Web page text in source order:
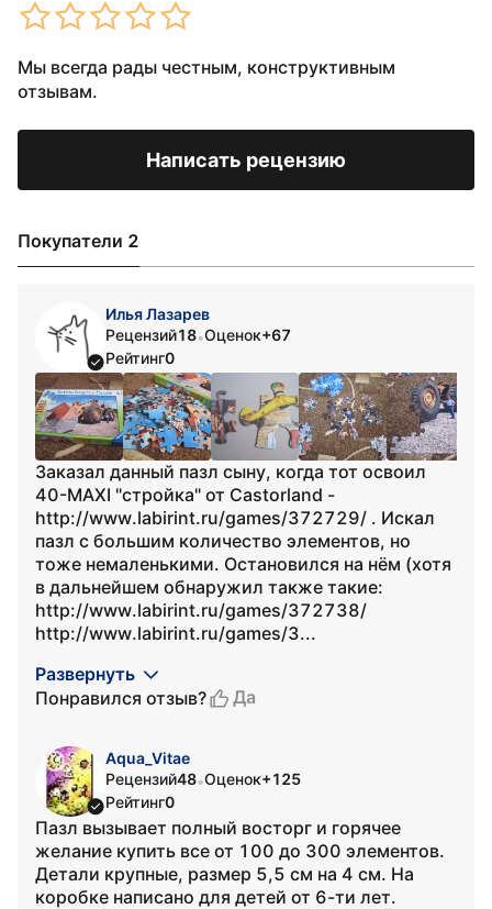
Мы всегда рады честным, конструктивным
отзывам.
Написать рецензию
Покупатели 2
Илья Лазарев
Рецензий18•Оценок+67
Рейтинг0
Заказал данный пазл сыну, когда тот освоил
40-MAXI "стройка" от Castorland -
http://www.labirint.ru/games/372729/ . Искал
пазл с большим количество элементов, но
тоже немаленькими. Остановился на нём (хотя
в дальнейшем обнаружил также такие:
http://www.labirint.ru/games/372738/
http://www.labirint.ru/games/3...
Развернуть
Понравился отзыв?
Да
Aqua_Vitae
Рецензий48•Оценок+125
Рейтинг0
Пазл вызывает полный восторг и горячее
желание купить все от 100 до 300 элементов.
Детали крупные, размер 5,5 см на 4 см. На
коробке написано для детей от 6-ти лет.